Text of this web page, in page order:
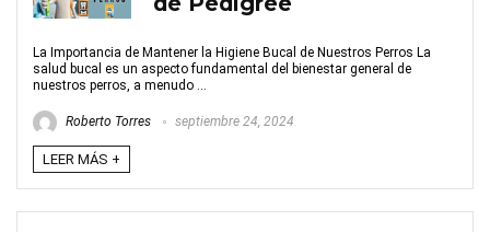
La Importancia de Mantener la Higiene Bucal de Nuestros Perros La
salud bucal es un aspecto fundamental del bienestar general de
nuestros perros, a menudo ...
Roberto Torres septiembre 24, 2024
LEER MÁS +